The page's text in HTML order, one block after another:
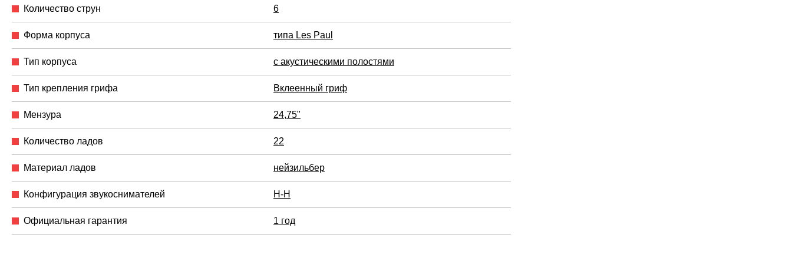
Количество струн 6
Форма корпуса типа Les Paul
Тип корпуса с акустическими полостями
Тип крепления грифа Вклеенный гриф
Мензура 24,75"
Количество ладов 22
Материал ладов нейзильбер
Конфигурация звукоснимателей H-H
Официальная гарантия 1 год